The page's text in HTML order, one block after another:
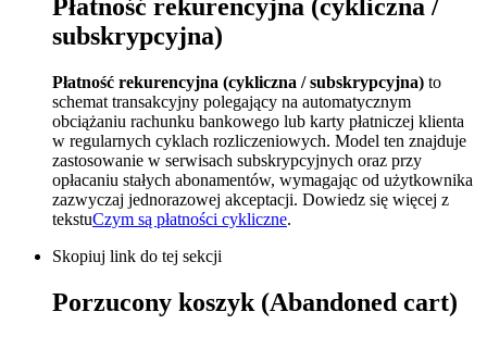
Płatność rekurencyjna (cykliczna /
subskrypcyjna)
Płatność rekurencyjna (cykliczna / subskrypcyjna) to
schemat transakcyjny polegający na automatycznym
obciążaniu rachunku bankowego lub karty płatniczej klienta
w regularnych cyklach rozliczeniowych. Model ten znajduje
zastosowanie w serwisach subskrypcyjnych oraz przy
opłacaniu stałych abonamentów, wymagając od użytkownika
zazwyczaj jednorazowej akceptacji. Dowiedz się więcej z
tekstuCzym są płatności cykliczne.
Skopiuj link do tej sekcji
Porzucony koszyk (Abandoned cart)